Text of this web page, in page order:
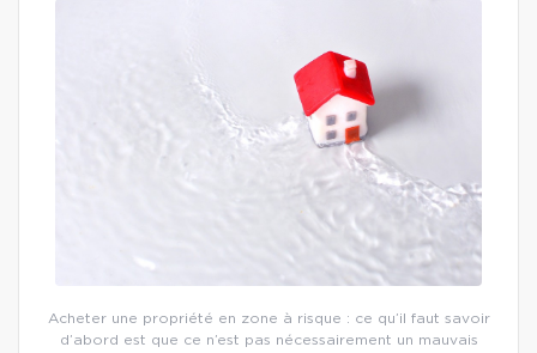
Acheter une propriété en zone à risque : ce qu’il faut savoir
d’abord est que ce n’est pas nécessairement un mauvais